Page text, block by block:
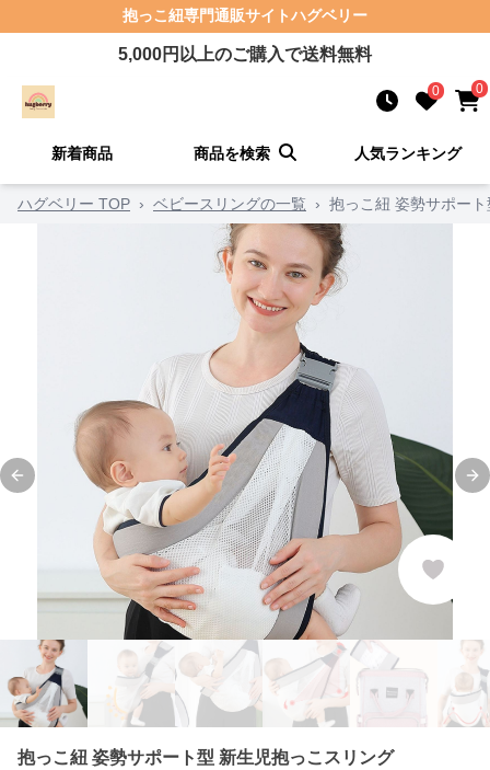
抱っこ紐専門通販サイトハグベリー
5,000円以上のご購入で送料無料
0 0
新着商品 商品を検索 人気ランキング
ハグベリー TOP › ベビースリングの一覧 › 抱っこ紐 姿勢サポー
Previous slide
抱っこ紐 姿勢サポート型 新生児抱っこスリング